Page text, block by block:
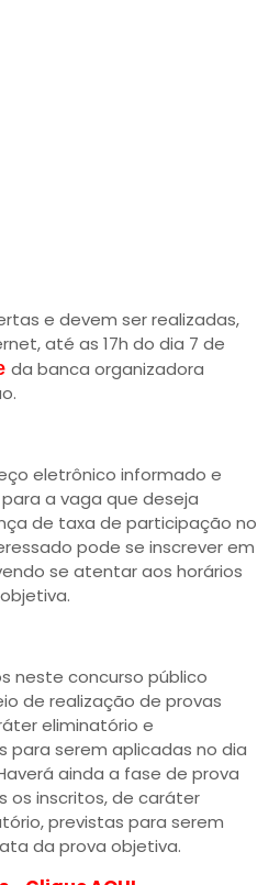
e devem ser realizadas,
até as 17h do dia 7 de
da banca organizadora
eletrônico informado e
a vaga que deseja
de taxa de participação no
pode se inscrever em
se atentar aos horários
neste concurso público
de realização de provas
eliminatório e
para serem aplicadas no dia
ainda a fase de prova
os inscritos, de caráter
previstas para serem
da prova objetiva.